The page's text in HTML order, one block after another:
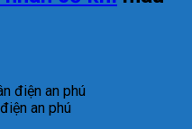
an phú